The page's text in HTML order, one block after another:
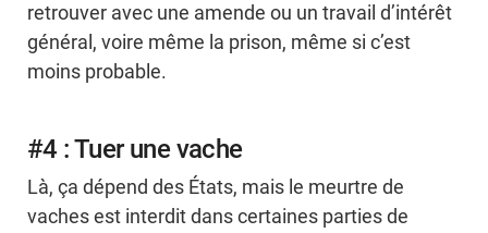
retrouver avec une amende ou un travail d’intérêt
général, voire même la prison, même si c’est
moins probable.
#4 : Tuer une vache
Là, ça dépend des États, mais le meurtre de
vaches est interdit dans certaines parties de